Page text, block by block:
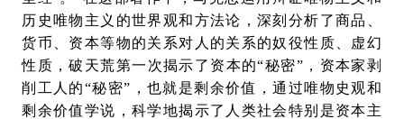
历史唯物主义的世界观和方法论，深刻分析了商品、
货币、资本等物的关系对人的关系的奴役性质、虚幻
性质，破天荒第一次揭示了资本的“秘密”，资本家剥
削工人的“秘密”，也就是剩余价值，通过唯物史观和
剩余价值学说，科学地揭示了人类社会特别是资本主